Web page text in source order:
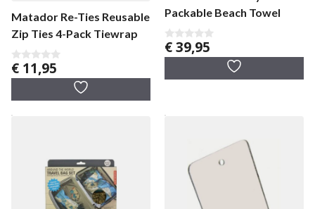
Matador Re-Ties Reusable
Zip Ties 4-Pack Tiewrap
0
v
€ 11,95
Packable Beach Towel
0
v
€39,95